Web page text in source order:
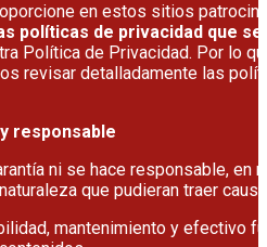
en estos sitios
políticas de privacidad que
Política de Privacidad. Por lo
revisar detalladamente las
responsable
ni se hace responsable, en
que pudieran traer
mantenimiento y efectivo